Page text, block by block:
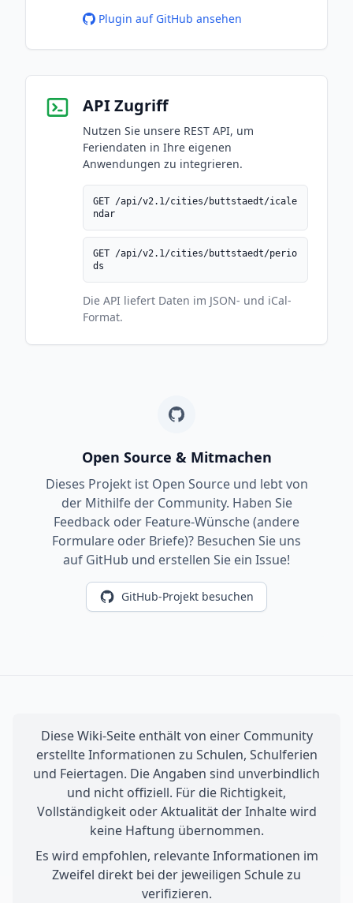
Plugin auf GitHub ansehen
API Zugriff
Nutzen Sie unsere REST API, um
Feriendaten in Ihre eigenen
Anwendungen zu integrieren.
GET /api/v2.1/cities/buttstaedt/icale
ndar
GET /api/v2.1/cities/buttstaedt/perio
ds
Die API liefert Daten im JSON- und iCal-
Format.
Open Source & Mitmachen
Dieses Projekt ist Open Source und lebt von
der Mithilfe der Community. Haben Sie
Feedback oder Feature-Wünsche (andere
Formulare oder Briefe)? Besuchen Sie uns
auf GitHub und erstellen Sie ein Issue!
GitHub-Projekt besuchen
Diese Wiki-Seite enthält von einer Community
erstellte Informationen zu Schulen, Schulferien
und Feiertagen. Die Angaben sind unverbindlich
und nicht offiziell. Für die Richtigkeit,
Vollständigkeit oder Aktualität der Inhalte wird
keine Haftung übernommen.
Es wird empfohlen, relevante Informationen im
Zweifel direkt bei der jeweiligen Schule zu
verifizieren.